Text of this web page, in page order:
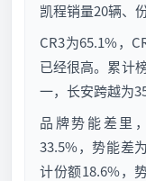
凯程销量20辆、
CR3为65.1%，
已经很高。累计
一，长安跨越为
品牌势能差里
33.5%，势能差
计份额18.6%，